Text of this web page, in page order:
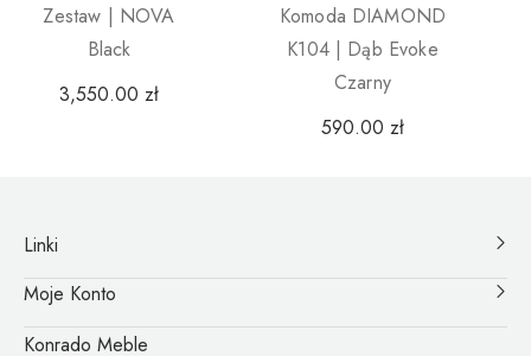
Zestaw | NOVA
Black
3,550.00 zł
Komoda DIAMOND
K104 | Dąb Evoke
Czarny
590.00 zł
Linki
Moje Konto
Konrado Meble